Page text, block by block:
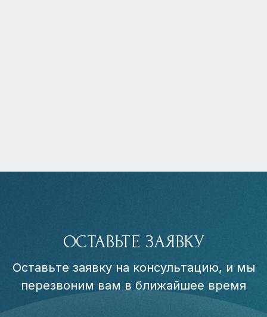
ОСТАВЬТЕ ЗАЯВКУ
Оставьте заявку на консультацию, и мы
перезвоним вам в ближайшее время